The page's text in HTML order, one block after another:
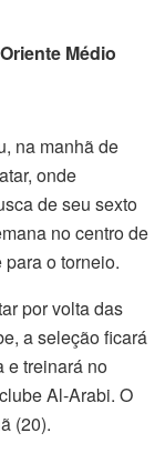
Médio
na manhã de
onde
de seu sexto
no centro de
o torneio.
por volta das
a seleção ficará
e treinará no
Al-Arabi. O
(20).